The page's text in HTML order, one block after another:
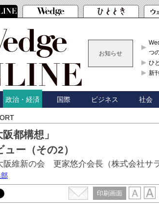
お知らせ
つ
ひ
新
政治・経済 国際 ビジネス 社会
都構想」
ー（その2）
阪維新の会 更家悠介会長（株式会社サ
印刷画面